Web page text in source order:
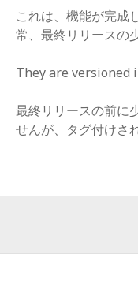
これは、機能が完成
常、最終リリースの
They are versioned
最終リリースの前に
せんが、タグ付けさ